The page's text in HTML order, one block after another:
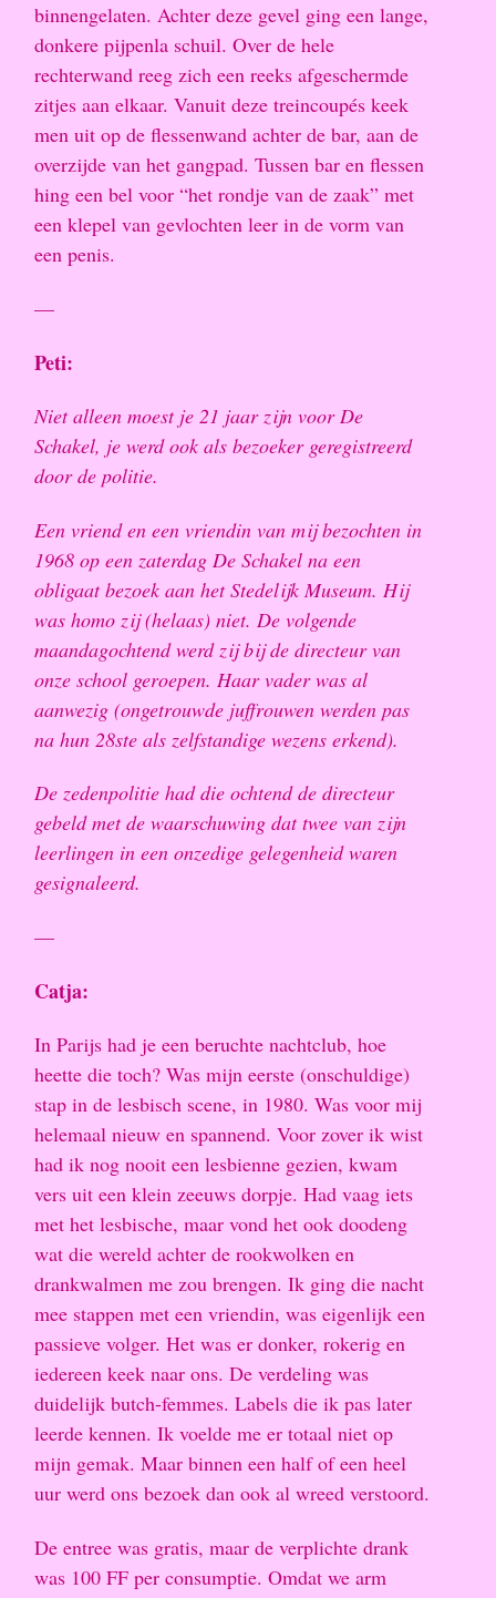
binnengelaten. Achter deze gevel ging een lange,
donkere pijpenla schuil. Over de hele
rechterwand reeg zich een reeks afgeschermde
zitjes aan elkaar. Vanuit deze treincoupés keek
men uit op de flessenwand achter de bar, aan de
overzijde van het gangpad. Tussen bar en flessen
hing een bel voor “het rondje van de zaak” met
een klepel van gevlochten leer in de vorm van
een penis.
—
Peti:
Niet alleen moest je 21 jaar zijn voor De
Schakel, je werd ook als bezoeker geregistreerd
door de politie.
Een vriend en een vriendin van mij bezochten in
1968 op een zaterdag De Schakel na een
obligaat bezoek aan het Stedelijk Museum. Hij
was homo zij (helaas) niet. De volgende
maandagochtend werd zij bij de directeur van
onze school geroepen. Haar vader was al
aanwezig (ongetrouwde juffrouwen werden pas
na hun 28ste als zelfstandige wezens erkend).
De zedenpolitie had die ochtend de directeur
gebeld met de waarschuwing dat twee van zijn
leerlingen in een onzedige gelegenheid waren
gesignaleerd.
—
Catja:
In Parijs had je een beruchte nachtclub, hoe
heette die toch? Was mijn eerste (onschuldige)
stap in de lesbisch scene, in 1980. Was voor mij
helemaal nieuw en spannend. Voor zover ik wist
had ik nog nooit een lesbienne gezien, kwam
vers uit een klein zeeuws dorpje. Had vaag iets
met het lesbische, maar vond het ook doodeng
wat die wereld achter de rookwolken en
drankwalmen me zou brengen. Ik ging die nacht
mee stappen met een vriendin, was eigenlijk een
passieve volger. Het was er donker, rokerig en
iedereen keek naar ons. De verdeling was
duidelijk butch-femmes. Labels die ik pas later
leerde kennen. Ik voelde me er totaal niet op
mijn gemak. Maar binnen een half of een heel
uur werd ons bezoek dan ook al wreed verstoord.
De entree was gratis, maar de verplichte drank
was 100 FF per consumptie. Omdat we arm